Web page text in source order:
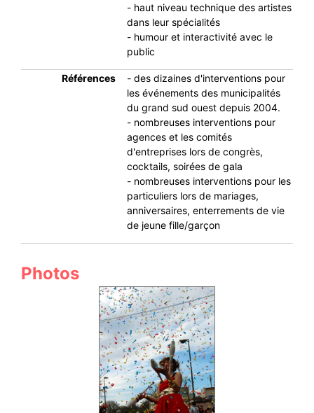
- haut niveau technique des artistes
dans leur spécialités
- humour et interactivité avec le
public
Références
- des dizaines d'interventions pour
les événements des municipalités
du grand sud ouest depuis 2004.
- nombreuses interventions pour
agences et les comités
d'entreprises lors de congrès,
cocktails, soirées de gala
- nombreuses interventions pour les
particuliers lors de mariages,
anniversaires, enterrements de vie
de jeune fille/garçon
Photos